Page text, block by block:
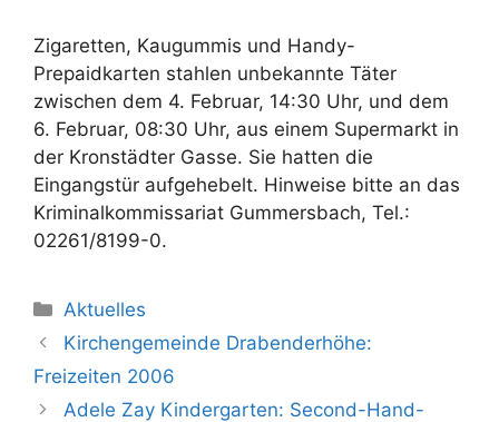
Zigaretten, Kaugummis und Handy-
Prepaidkarten stahlen unbekannte Täter
zwischen dem 4. Februar, 14:30 Uhr, und dem
6. Februar, 08:30 Uhr, aus einem Supermarkt in
der Kronstädter Gasse. Sie hatten die
Eingangstür aufgehebelt. Hinweise bitte an das
Kriminalkommissariat Gummersbach, Tel.:
02261/8199-0.
Kategorien
Aktuelles
Kirchengemeinde Drabenderhöhe:
Freizeiten 2006
Adele Zay Kindergarten: Second-Hand-